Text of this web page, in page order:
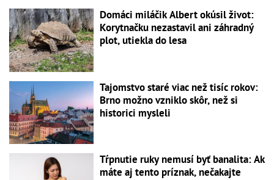
Domáci miláčik Albert okúsil život:
Korytnačku nezastavil ani záhradný
plot, utiekla do lesa
Tajomstvo staré viac než tisíc rokov:
Brno možno vzniklo skôr, než si
historici mysleli
Tŕpnutie ruky nemusí byť banalita: Ak
máte aj tento príznak, nečakajte